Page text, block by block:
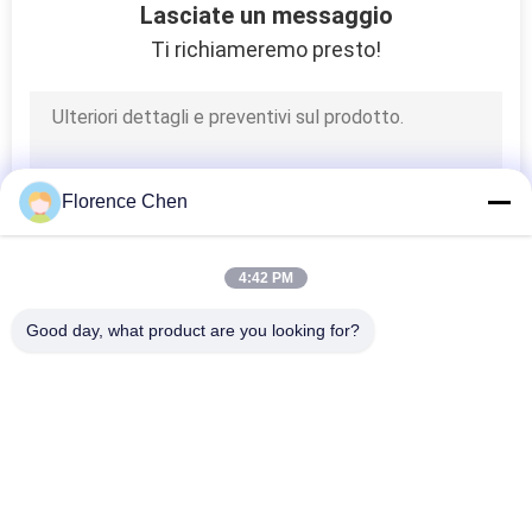
Sedie di formazione
della stanza
Sedia aspettante
dell'aeroporto
Lasciate un messaggio
Ti richiameremo presto!
Florence Chen
4:42 PM
Good day, what product are you looking for?